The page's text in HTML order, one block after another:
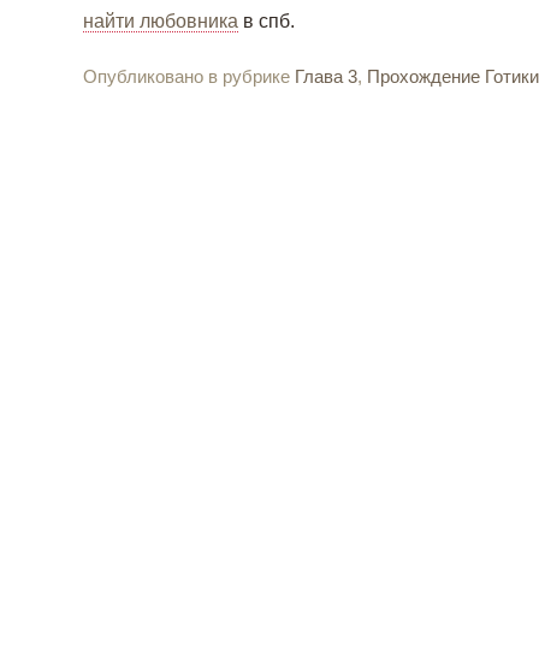
найти любовника в спб.
Опубликовано в рубрике Глава 3, Прохождение